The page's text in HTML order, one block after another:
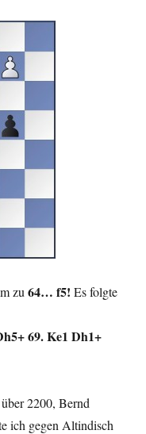
zu64… f5!Es folgte
69. Ke1 Dh1+
2200, Bernd
ich gegen Altindisch